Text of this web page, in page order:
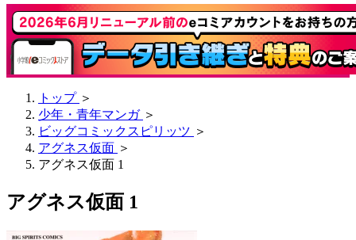
トップ ＞
少年・青年マンガ ＞
ビッグコミックスピリッツ ＞
アグネス仮面 ＞
アグネス仮面 1
アグネス仮面 1